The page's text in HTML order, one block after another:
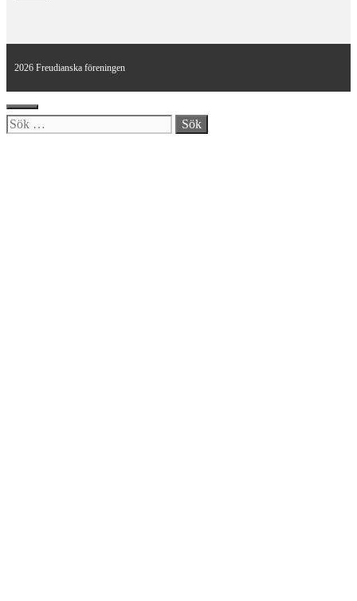
2026 Freudianska föreningen
Stäng
Sök